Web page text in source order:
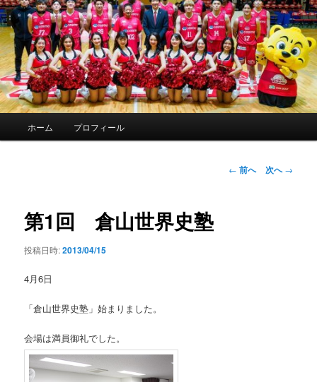
ホーム プロフィール
投← 前へ 次へ→
第1回 倉山世界史塾
投稿日時:2013/04/15
4月6日
「倉山世界史塾」始まりました。
会場は満員御礼でした。